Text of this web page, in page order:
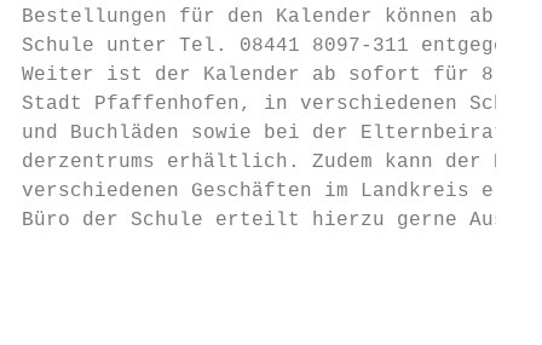
Bestellungen für den Kalender können ab
Schule unter Tel. 08441 8097-311
Weiter ist der Kalender ab sofort für 8
Stadt Pfaffenhofen, in verschiedenen
und Buchläden sowie bei der
derzentrums erhältlich. Zudem kann der
verschiedenen Geschäften im
Büro der Schule erteilt hierzu gerne